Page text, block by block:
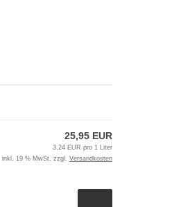
25,95 EUR
3,24 EUR pro 1 Liter
inkl. 19 % MwSt. zzgl. Versandkosten